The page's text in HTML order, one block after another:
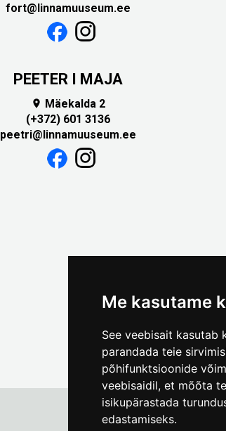
Me kasutame
See veebisait kasutab
parandada teie
põhifunktsioonide
veebisaidil, et mõõta
isikupärastada
edastamiseks.
fort@linnamuuseum.ee
PEETER I MAJA
 Mäekalda 2
(+372) 601 3136
peetri@linnamuuseum.ee